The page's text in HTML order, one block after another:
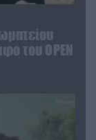
του OPEN